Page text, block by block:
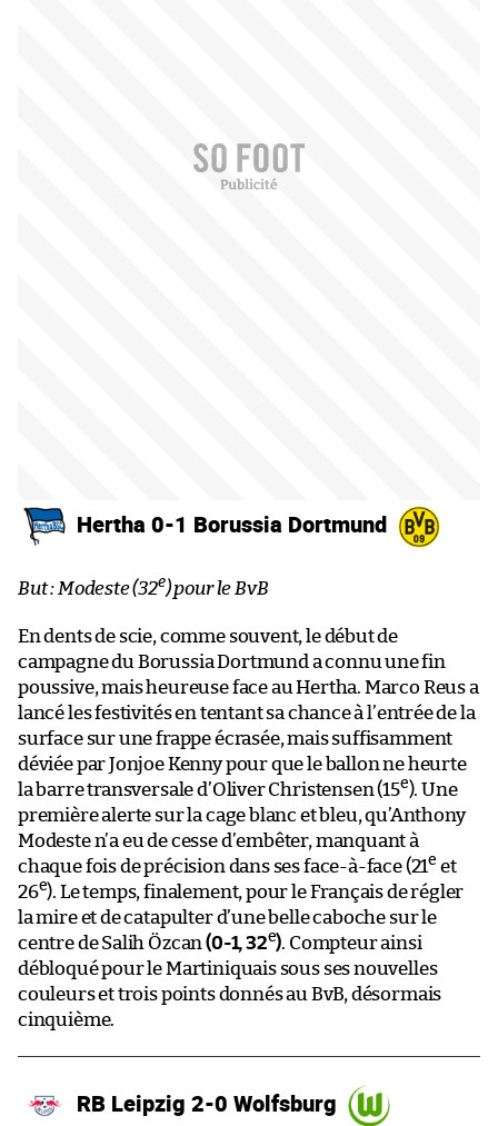
Hertha 0-1 Borussia Dortmund
But : Modeste (32e) pour le BvB
En dents de scie, comme souvent, le début de
campagne du Borussia Dortmund a connu une fin
poussive, mais heureuse face au Hertha. Marco Reus a
lancé les festivités en tentant sa chance à l’entrée de la
surface sur une frappe écrasée, mais suffisamment
déviée par Jonjoe Kenny pour que le ballon ne heurte
la barre transversale d’Oliver Christensen (15e). Une
première alerte sur la cage blanc et bleu, qu’Anthony
Modeste n’a eu de cesse d’embêter, manquant à
chaque fois de précision dans ses face-à-face (21e et
26e). Le temps, finalement, pour le Français de régler
la mire et de catapulter d’une belle caboche sur le
centre de Salih Özcan(0-1, 32e). Compteur ainsi
débloqué pour le Martiniquais sous ses nouvelles
couleurs et trois points donnés au BvB, désormais
cinquième.
RB Leipzig 2-0 Wolfsburg